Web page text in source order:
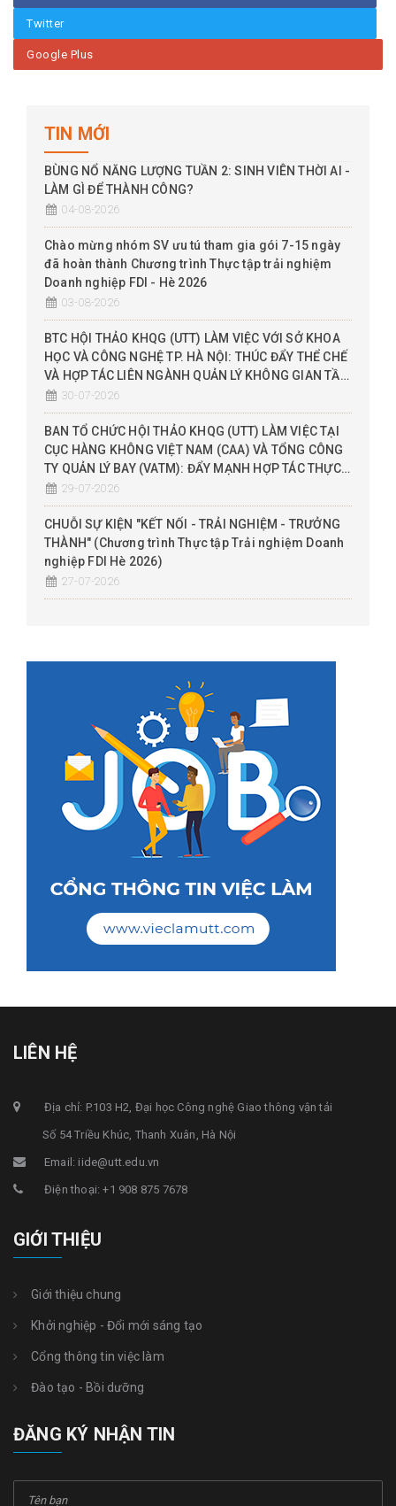
Twitter
Google Plus
TIN MỚI
BÙNG NỔ NĂNG LƯỢNG TUẦN 2: SINH VIÊN THỜI AI -
LÀM GÌ ĐỂ THÀNH CÔNG?
04-08-2026
Chào mừng nhóm SV ưu tú tham gia gói 7-15 ngày
đã hoàn thành Chương trình Thực tập trải nghiệm
Doanh nghiệp FDI - Hè 2026
03-08-2026
BTC HỘI THẢO KHQG (UTT) LÀM VIỆC VỚI SỞ KHOA
HỌC VÀ CÔNG NGHỆ TP. HÀ NỘI: THÚC ĐẨY THỂ CHẾ
VÀ HỢP TÁC LIÊN NGÀNH QUẢN LÝ KHÔNG GIAN TẦM
THẤP (UTM), ĐỀ XUẤT THỬ NGHIỆM SANDBOX
30-07-2026
BAN TỔ CHỨC HỘI THẢO KHQG (UTT) LÀM VIỆC TẠI
CỤC HÀNG KHÔNG VIỆT NAM (CAA) VÀ TỔNG CÔNG
TY QUẢN LÝ BAY (VATM): ĐẨY MẠNH HỢP TÁC THỰC
CHIẾN THEO MÔ HÌNH 3 NHÀ (NHÀ NƯỚC - NHÀ
TRƯỜNG - DN)
29-07-2026
CHUỖI SỰ KIỆN "KẾT NỐI - TRẢI NGHIỆM - TRƯỞNG
THÀNH" (Chương trình Thực tập Trải nghiệm Doanh
nghiệp FDI Hè 2026)
27-07-2026
LIÊN HỆ
Địa chỉ: P.103 H2, Đại học Công nghệ Giao thông vận tải
Số 54 Triều Khúc, Thanh Xuân, Hà Nội
Email: iide@utt.edu.vn
Điện thoại: +1 908 875 7678
GIỚI THIỆU
Giới thiệu chung
Khởi nghiệp - Đổi mới sáng tạo
Cổng thông tin việc làm
Đào tạo - Bồi dưỡng
ĐĂNG KÝ NHẬN TIN